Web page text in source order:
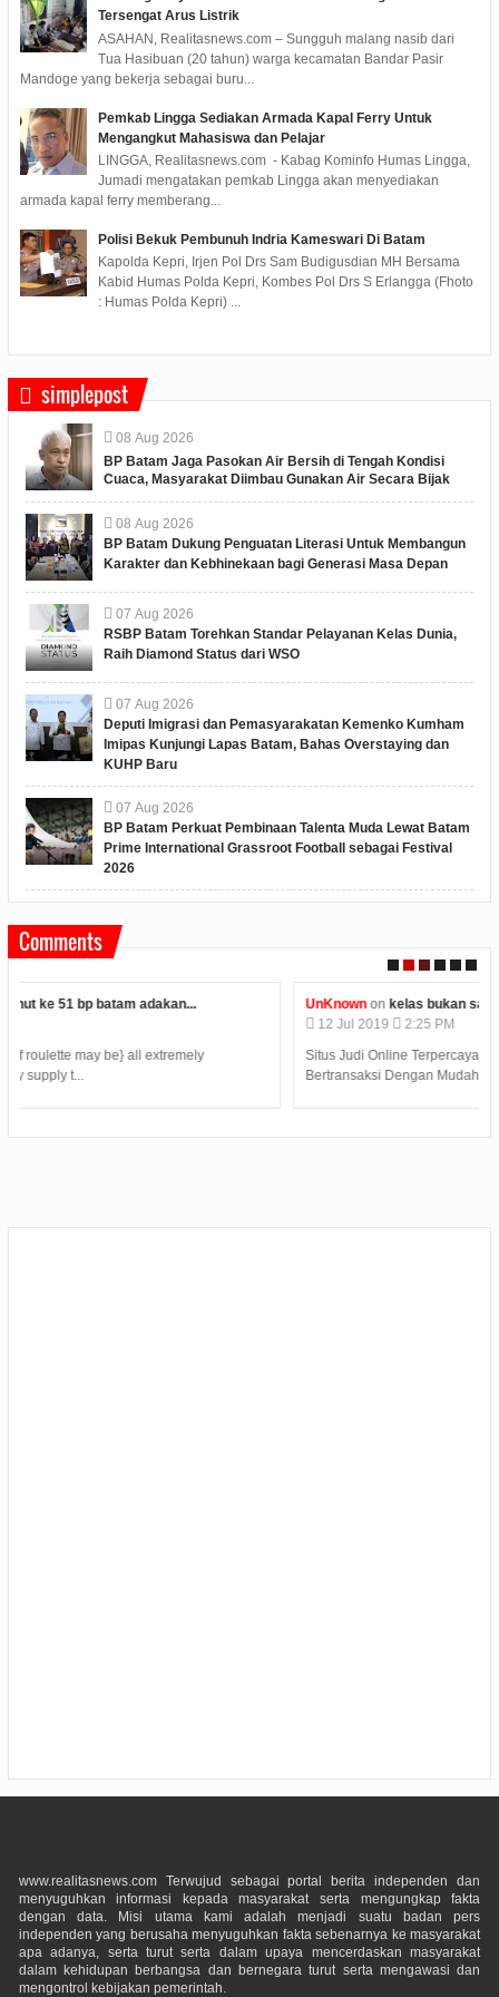
Tersengat Arus Listrik
ASAHAN, Realitasnews.com – Sungguh malang nasib dari
Tua Hasibuan (20 tahun) warga kecamatan Bandar Pasir
Mandoge yang bekerja sebagai buru...
Pemkab Lingga Sediakan Armada Kapal Ferry Untuk
Mengangkut Mahasiswa dan Pelajar
LINGGA, Realitasnews.com - Kabag Kominfo Humas Lingga,
Jumadi mengatakan pemkab Lingga akan menyediakan
armada kapal ferry memberang...
Polisi Bekuk Pembunuh Indria Kameswari Di Batam
Kapolda Kepri, Irjen Pol Drs Sam Budigusdian MH Bersama
Kabid Humas Polda Kepri, Kombes Pol Drs S Erlangga (Fhoto
: Humas Polda Kepri) ...
simplepost
08 Aug 2026
BP Batam Jaga Pasokan Air Bersih di Tengah Kondisi
Cuaca, Masyarakat Diimbau Gunakan Air Secara Bijak
08 Aug 2026
BP Batam Dukung Penguatan Literasi Untuk Membangun
Karakter dan Kebhinekaan bagi Generasi Masa Depan
07 Aug 2026
RSBP Batam Torehkan Standar Pelayanan Kelas Dunia,
Raih Diamond Status dari WSO
07 Aug 2026
Deputi Imigrasi dan Pemasyarakatan Kemenko Kumham
Imipas Kunjungi Lapas Batam, Bahas Overstaying dan
KUHP Baru
07 Aug 2026
BP Batam Perkuat Pembinaan Talenta Muda Lewat Batam
Prime International Grassroot Football sebagai Festival
2026
Comments
UnKnown onkelas bukan satu satunya tempat belajar...
Situs Judi Online Terpercaya Menyediakan Kemudahan Dalam
Bertransaksi Dengan Mudah 24 Jam. Deposit T...
www.realitasnews.com Terwujud sebagai portal berita independen dan
menyuguhkan informasi kepada masyarakat serta mengungkap fakta
dengan data. Misi utama kami adalah menjadi suatu badan pers
independen yang berusaha menyuguhkan fakta sebenarnya ke masyarakat
apa adanya, serta turut serta dalam upaya mencerdaskan masyarakat
dalam kehidupan berbangsa dan bernegara turut serta mengawasi dan
mengontrol kebijakan pemerintah.